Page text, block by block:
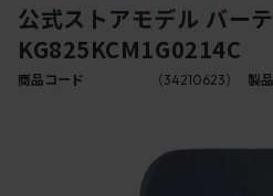
公式ストアモデル バー
KG825KCM1G0214C
商品コード （34210623） 製